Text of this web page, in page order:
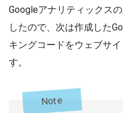
Googleアナリティックス
したので、次は作成した
キングコードをウェブサ
す。
Note